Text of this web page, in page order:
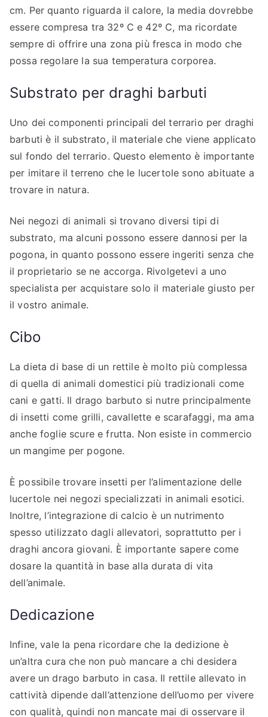
cm. Per quanto riguarda il calore, la media dovrebbe
essere compresa tra 32º C e 42º C, ma ricordate
sempre di offrire una zona più fresca in modo che
possa regolare la sua temperatura corporea.
Substrato per draghi barbuti
Uno dei componenti principali del terrario per draghi
barbuti è il substrato, il materiale che viene applicato
sul fondo del terrario. Questo elemento è importante
per imitare il terreno che le lucertole sono abituate a
trovare in natura.
Nei negozi di animali si trovano diversi tipi di
substrato, ma alcuni possono essere dannosi per la
pogona, in quanto possono essere ingeriti senza che
il proprietario se ne accorga. Rivolgetevi a uno
specialista per acquistare solo il materiale giusto per
il vostro animale.
Cibo
La dieta di base di un rettile è molto più complessa
di quella di animali domestici più tradizionali come
cani e gatti. Il drago barbuto si nutre principalmente
di insetti come grilli, cavallette e scarafaggi, ma ama
anche foglie scure e frutta. Non esiste in commercio
un mangime per pogone.
È possibile trovare insetti per l’alimentazione delle
lucertole nei negozi specializzati in animali esotici.
Inoltre, l’integrazione di calcio è un nutrimento
spesso utilizzato dagli allevatori, soprattutto per i
draghi ancora giovani. È importante sapere come
dosare la quantità in base alla durata di vita
dell’animale.
Dedicazione
Infine, vale la pena ricordare che la dedizione è
un’altra cura che non può mancare a chi desidera
avere un drago barbuto in casa. Il rettile allevato in
cattività dipende dall’attenzione dell’uomo per vivere
con qualità, quindi non mancate mai di osservare il